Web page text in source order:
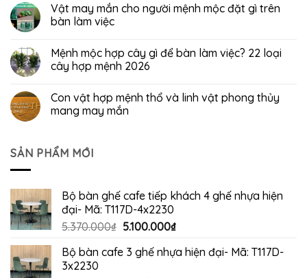
Vật may mắn cho người mệnh mộc đặt gì trên
bàn làm việc
Mệnh mộc hợp cây gì để bàn làm việc? 22 loại
cây hợp mệnh 2026
Con vật hợp mệnh thổ và linh vật phong thủy
mang may mắn
SẢN PHẨM MỚI
Bộ bàn ghế cafe tiếp khách 4 ghế nhựa hiện
đại- Mã: T117D-4x2230
5.370.000₫ Giá
là:
5.100.000₫Giá
tại
Bộ bàn cafe 3 ghế nhựa hiện đại- Mã: T117D-
3x2230